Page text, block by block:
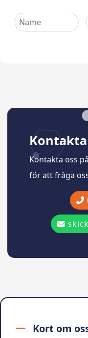
Kontakta oss
för att fråga
Kort om